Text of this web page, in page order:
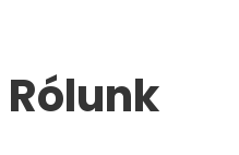
Rólunk